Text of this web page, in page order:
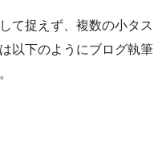
て捉えず、複数の小タス
以下のようにブログ執筆